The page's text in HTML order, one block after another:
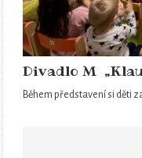
Divadlo M
Během představení si děti